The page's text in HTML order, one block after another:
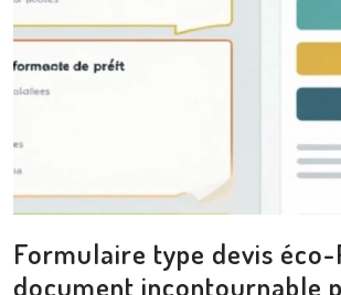
Formulaire type devis éco-
document incontournable